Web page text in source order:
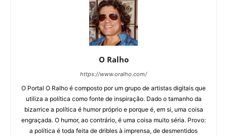
O Ralho
https://www.oralho.com/
O Portal O Ralho é composto por um grupo de artistas digitais que
utiliza a política como fonte de inspiração. Dado o tamanho da
bizarrice a política é humor próprio e porque é, em si, uma coisa
engraçada. O humor, ao contrário, é uma coisa muito séria. Provo:
a política é toda feita de dribles à imprensa, de desmentidos